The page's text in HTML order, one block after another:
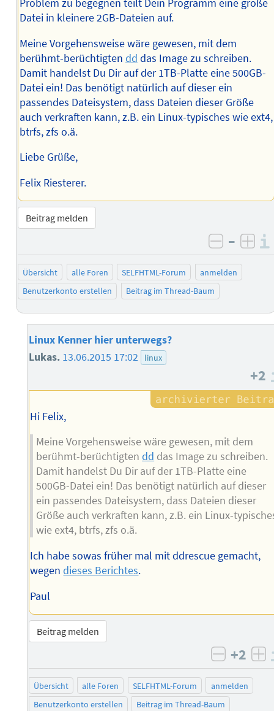
Problem zu begegnen teilt Dein Programm eine große
Datei in kleinere 2GB-Dateien auf.
Meine Vorgehensweise wäre gewesen, mit dem
berühmt-berüchtigten dd das Image zu schreiben.
Damit handelst Du Dir auf der 1TB-Platte eine 500GB-
Datei ein! Das benötigt natürlich auf dieser ein
passendes Dateisystem, dass Dateien dieser Größe
auch verkraften kann, z.B. ein Linux-typisches wie ext4,
btrfs, zfs o.ä.
Liebe Grüße,
Felix Riesterer.
Beitrag melden
negativ
–
Übersicht alle Foren SELFHTML-Forum
anmelden
Benutzerkonto erstellen
Beitrag im Thread-Baum
Linux Kenner hier unterwegs?
Lukas. 13.06.2015 17:02 linux
+2
Hi Felix,
Meine Vorgehensweise wäre gewesen, mit dem
berühmt-berüchtigtendd das Image zu schreiben.
Damit handelst Du Dir auf der 1TB-Platte eine
500GB-Datei ein! Das benötigt natürlich auf dieser
ein passendes Dateisystem, dass Dateien dieser
Größe auch verkraften kann, z.B. ein Linux-
wie ext4, btrfs, zfs o.ä.
Ich habe sowas früher mal mit ddrescue gemacht,
wegendieses Berichtes.
Paul
Beitrag melden
negativ
+2
Übersicht alle Foren SELFHTML-Forum
anmelden
Benutzerkonto erstellen
Beitrag im Thread-Baum